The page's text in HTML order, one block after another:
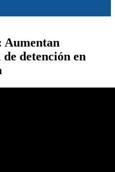
Aumentan
detención en